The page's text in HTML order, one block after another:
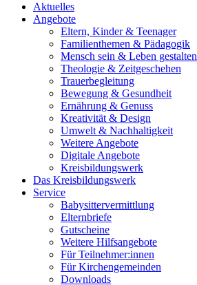
Aktuelles
Angebote
Eltern, Kinder & Teenager
Familienthemen & Pädagogik
Mensch sein & Leben gestalten
Theologie & Zeitgeschehen
Trauerbegleitung
Bewegung & Gesundheit
Ernährung & Genuss
Kreativität & Design
Umwelt & Nachhaltigkeit
Weitere Angebote
Digitale Angebote
Kreisbildungswerk
Das Kreisbildungswerk
Service
Babysittervermittlung
Elternbriefe
Gutscheine
Weitere Hilfsangebote
Für Teilnehmer:innen
Für Kirchengemeinden
Downloads